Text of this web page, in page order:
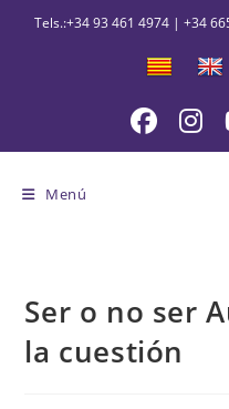
Menú
Ser o no ser
la cuestión